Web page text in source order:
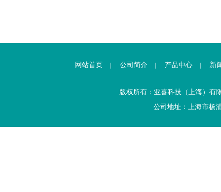
网站首页 公司简介 产品中心 新
版权所有：亚喜科技（上海）
公司地址：上海市杨